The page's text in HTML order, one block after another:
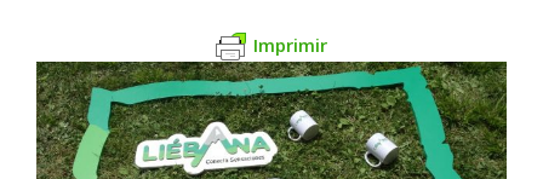
Imprimir